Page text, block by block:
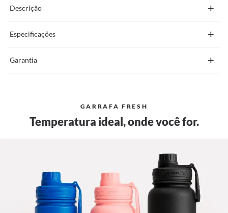
Descrição +
Especificações +
Garantia +
GARRAFA FRESH
Temperatura ideal, onde você for.